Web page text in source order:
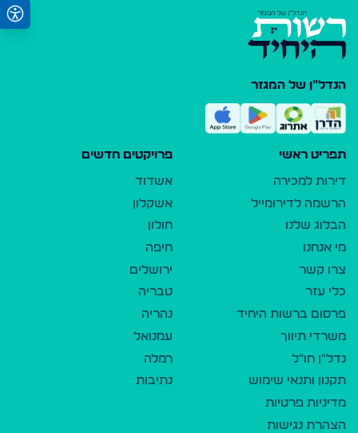
הנדל"ן של המגזר
תפריט ראשי
דירות למכירה
הרשמה לדירומייל
הבלוג שלנו
מי אנחנו
צרו קשר
כלי עזר
פרסום ברשות היחיד
משרדי תיווך
נדל"ן חו"ל
תקנון ותנאי שימוש
מדיניות פרטיות
הצהרת נגישות
פרויקטים חדשים
אשדוד
אשקלון
חולון
חיפה
ירושלים
טבריה
נהריה
עמנואל
רמלה
נתיבות